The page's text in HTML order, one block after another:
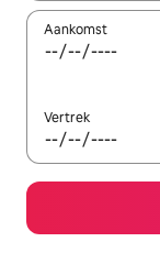
Aankomst
Vertrek